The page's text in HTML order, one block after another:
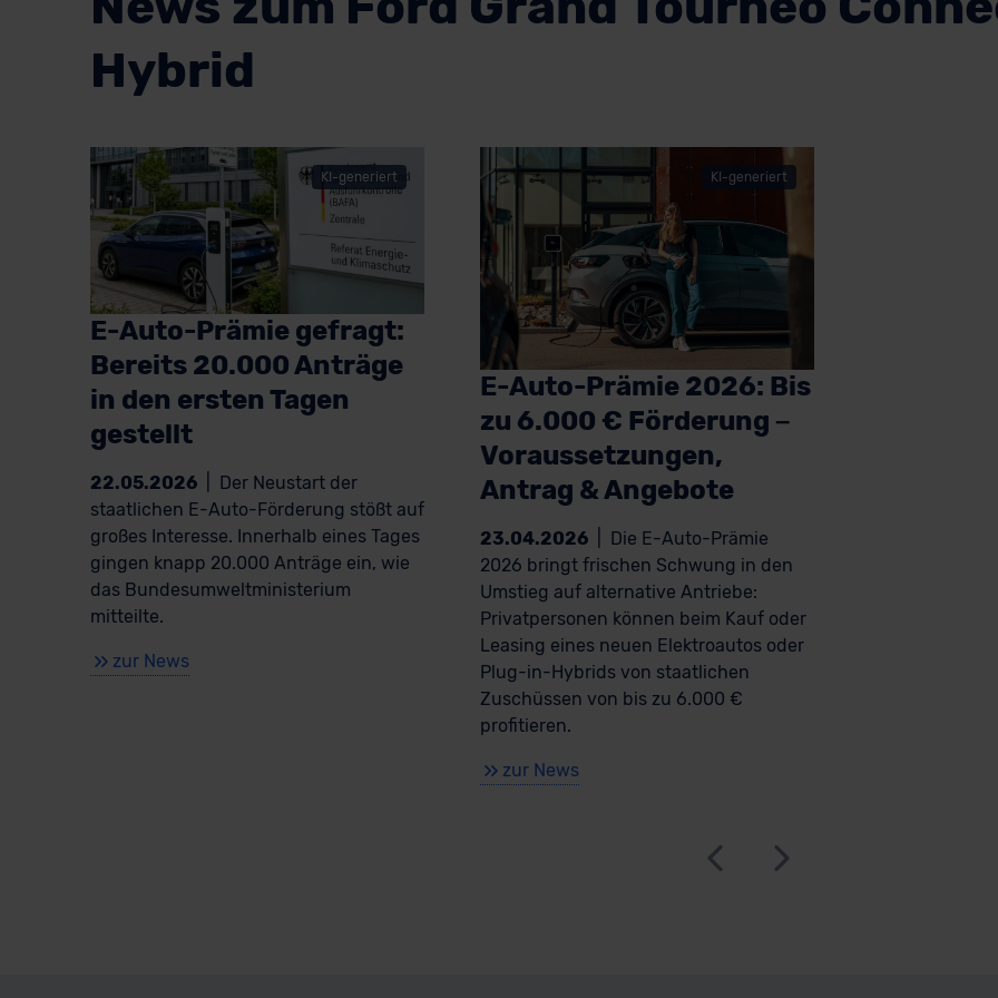
Hybrid
KI-generiert
E-Auto-Prämie gefragt:
Bereits 20.000 Anträge
in den ersten Tagen
gestellt
22.05.2026
Der Neustart der
staatlichen E-Auto-Förderung stößt auf
großes Interesse. Innerhalb eines Tages
gingen knapp 20.000 Anträge ein, wie
das Bundesumweltministerium
mitteilte.
zur News
KI-generiert
E-Auto-Prämie 2026: Bis
zu 6.000 € Förderung –
Voraussetzungen,
Antrag & Angebote
23.04.2026
Die E-Auto-Prämie
2026 bringt frischen Schwung in den
Umstieg auf alternative Antriebe:
Privatpersonen können beim Kauf oder
Leasing eines neuen Elektroautos oder
Plug-in-Hybrids von staatlichen
Zuschüssen von bis zu 6.000 €
profitieren.
zur News